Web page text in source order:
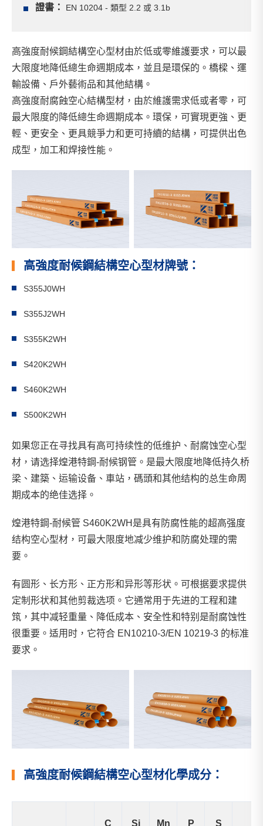
證書： EN 10204 - 類型 2.2 或 3.1b
高強度耐候鋼結構空心型材由於低或零維護要求，可以最
大限度地降低總生命週期成本，並且是環保的。橋樑、運
輸設備、戶外藝術品和其他結構。
高強度耐腐蝕空心結構型材，由於維護需求低或者零，可
最大限度的降低總生命週期成本。環保，可實現更強、更
輕、更安全、更具競爭力和更可持續的結構，可提供出色
成型，加工和焊接性能。
高強度耐候鋼結構空心型材牌號：
S355J0WH
S355J2WH
S355K2WH
S420K2WH
S460K2WH
S500K2WH
如果您正在寻找具有高可持续性的低维护、耐腐蚀空心型
材，请选择煌港特鋼-耐候钢管。是最大限度地降低持久桥
梁、建築、运输设备、車站，碼頭和其他结构的总生命周
期成本的绝佳选择。
煌港特鋼-耐候管 S460K2WH是具有防腐性能的超高强度
结构空心型材，可最大限度地减少维护和防腐处理的需
要。
有圆形、长方形、正方形和异形等形状。可根据要求提供
定制形状和其他剪裁选项。它通常用于先进的工程和建
筑，其中减轻重量、降低成本、安全性和特别是耐腐蚀性
很重要。适用时，它符合 EN10210-3/EN 10219-3 的标准
要求。
高強度耐候鋼結構空心型材化學成分：
C Si Mn P S